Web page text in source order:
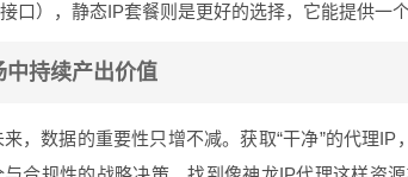
口），静态IP套餐则是更好的选择，它能提供一
持续产出价值
，数据的重要性只增不减。获取“干净”的代理